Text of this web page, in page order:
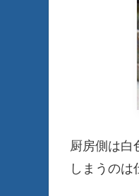
厨房側は白
しまうのは